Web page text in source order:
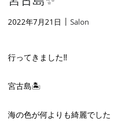
2022年7月21日 | Salon
行ってきました‼️
宮古島🏝️
海の色が何よりも綺麗でした